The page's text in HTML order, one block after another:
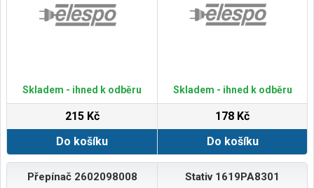
Skladem - ihned k odběru
215 Kč
Do košíku
Skladem - ihned k odběru
178 Kč
Do košíku
Přepínač 2602098008 Stativ 1619PA8301